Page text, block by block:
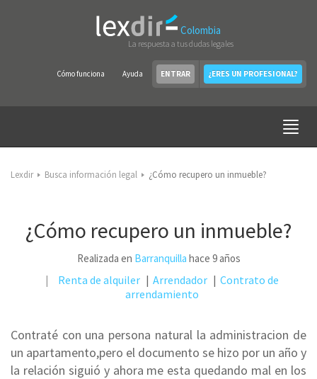
Colombia
La respuesta a tus dudas legales
Cómo funciona Ayuda ENTRAR ¿ERES UN PROFESIONAL?
Lexdir Busca información legal ¿Cómo recupero un inmueble?
¿Cómo recupero un inmueble?
Realizada en Barranquilla hace 9 años
Renta de alquiler Arrendador
Contrato de
arrendamiento
Contraté con una persona natural la administracion de
un apartamento,pero el documento se hizo por un año y
la relación siguió y ahora me esta quedando mal en los